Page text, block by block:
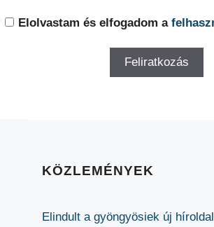
Elolvastam és elfogadom a
KÖZLEMÉNYEK
Elindult a gyöngyösiek új